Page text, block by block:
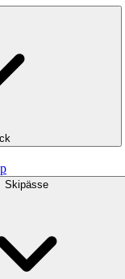
Skipässe